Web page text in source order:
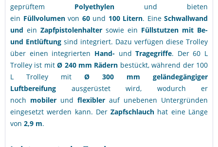
geprüftem Polyethylen und bieten
ein Füllvolumenvon 60 und 100 Litern. Eine Schwallwand
und ein Zapfpistolenhalter sowie ein Füllstutzen mit Be-
und Entlüftung sind integriert. Dazu verfügen diese Trolley
über einen integrierten Hand- undTragegriffe. Der 60 L
Trolley ist mitØ 240 mm Rädern bestückt, während der 100
L Trolley mit
Ø 300 mm geländegängiger
Luftbereifung ausgerüstet wird, wodurch er
noch mobiler und flexibler auf unebenen Untergründen
eingesetzt werden kann. DerZapfschlauch hat eine Länge
von 2,9 m.